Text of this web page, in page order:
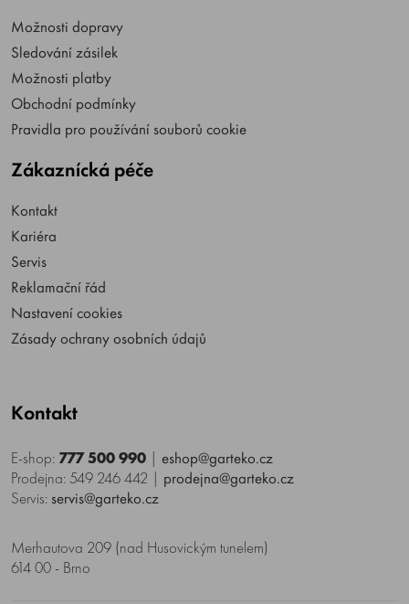
Možnosti dopravy
Sledování zásilek
Možnosti platby
Obchodní podmínky
Pravidla pro používání souborů cookie
Zákaznícká péče
Kontakt
Kariéra
Servis
Reklamační řád
Nastavení cookies
Zásady ochrany osobních údajů
Kontakt
E-shop: 777 500 990 | eshop@garteko.cz
Prodejna: 549 246 442 | prodejna@garteko.cz
Servis: servis@garteko.cz
Merhautova 209 (nad Husovickým tunelem)
614 00 - Brno